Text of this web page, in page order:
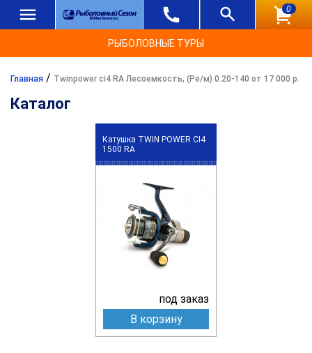
0
РЫБОЛОВНЫЕ ТУРЫ
Главная / Twinpower ci4 RA Лесоемкость, (Ре/м) 0.20-140 от 17 000 р.
Каталог
Катушка TWIN POWER CI4
1500 RA
под заказ
В корзину